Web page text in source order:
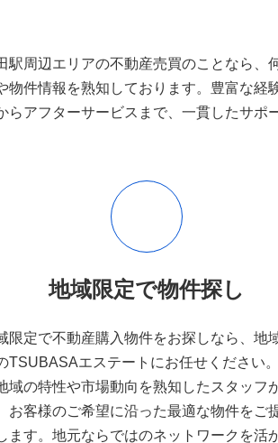
駅周辺エリアの不動産売買のことなら
物件情報を熟知しております。豊富な
らアフターサービスまで、一貫したサ
地域限定で物件探し
限定で不動産購入物件をお探しなら、地
TSUBASAエステートにお任せください
域の特性や市場動向を熟知したスタッフ
お客様のご希望に沿った最適な物件をご
ます。地元ならではのネットワークを活